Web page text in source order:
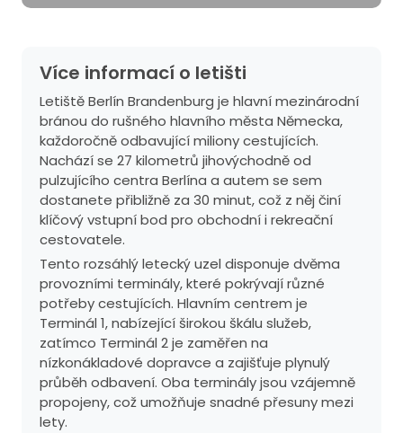
Více informací o letišti
Letiště Berlín Brandenburg je hlavní mezinárodní
bránou do rušného hlavního města Německa,
každoročně odbavující miliony cestujících.
Nachází se 27 kilometrů jihovýchodně od
pulzujícího centra Berlína a autem se sem
dostanete přibližně za 30 minut, což z něj činí
klíčový vstupní bod pro obchodní i rekreační
cestovatele.
Tento rozsáhlý letecký uzel disponuje dvěma
provozními terminály, které pokrývají různé
potřeby cestujících. Hlavním centrem je
Terminál 1, nabízející širokou škálu služeb,
zatímco Terminál 2 je zaměřen na
nízkonákladové dopravce a zajišťuje plynulý
průběh odbavení. Oba terminály jsou vzájemně
propojeny, což umožňuje snadné přesuny mezi
lety.